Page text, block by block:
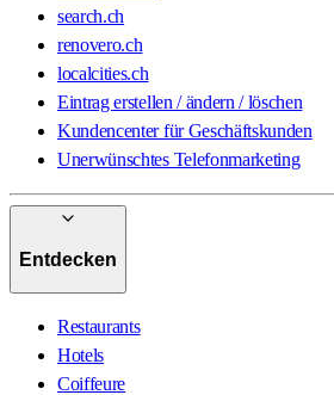
search.ch
renovero.ch
localcities.ch
Eintrag erstellen / ändern / löschen
Kundencenter für Geschäftskunden
Unerwünschtes Telefonmarketing
Entdecken
Restaurants
Hotels
Coiffeure